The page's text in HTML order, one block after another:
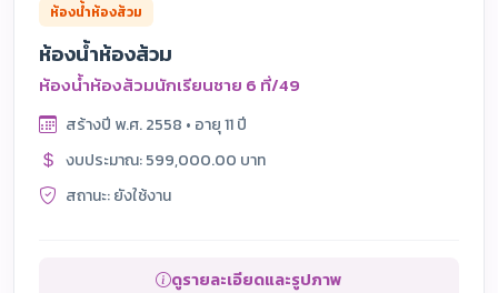
ห้องน้ำห้องส้วม
ห้องน้ำห้องส้วม
ห้องน้ำห้องส้วมนักเรียนชาย 6 ที่/49
สร้างปี พ.ศ. 2558 • อายุ 11 ปี
งบประมาณ: 599,000.00 บาท
สถานะ: ยังใช้งาน
ดูรายละเอียดและรูปภาพ